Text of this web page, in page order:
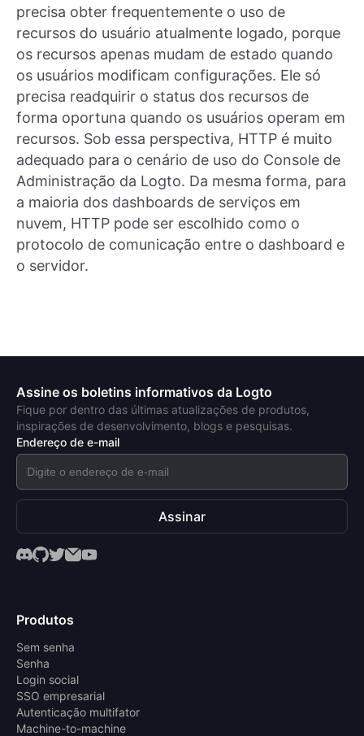
precisa obter frequentemente o uso de
recursos do usuário atualmente logado, porque
os recursos apenas mudam de estado quando
os usuários modificam configurações. Ele só
precisa readquirir o status dos recursos de
forma oportuna quando os usuários operam em
recursos. Sob essa perspectiva, HTTP é muito
adequado para o cenário de uso do Console de
Administração da Logto. Da mesma forma, para
a maioria dos dashboards de serviços em
nuvem, HTTP pode ser escolhido como o
protocolo de comunicação entre o dashboard e
o servidor.
Assine os boletins informativos da Logto
Fique por dentro das últimas atualizações de produtos,
inspirações de desenvolvimento, blogs e pesquisas.
Endereço de e-mail
Assinar
Produtos
Sem senha
Senha
Login social
SSO empresarial
Autenticação multifator
Machine-to-machine